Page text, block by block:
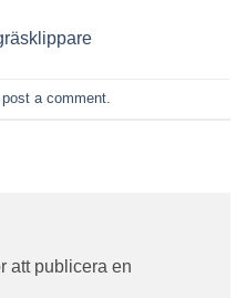
post a comment
att publicera en